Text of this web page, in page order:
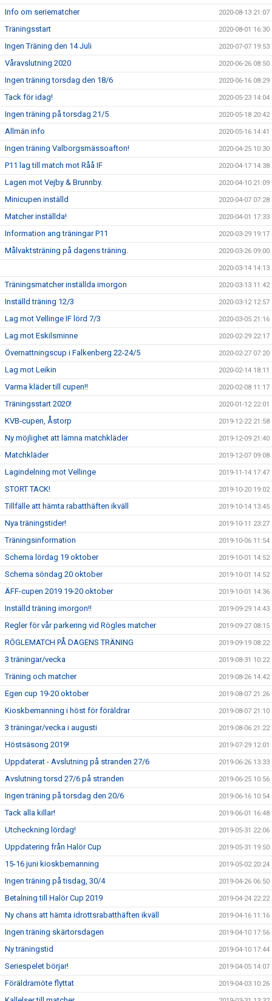
Info om seriematcher 2020-08-13 21:07
Träningsstart 2020-08-01 16:30
Ingen Träning den 14 Juli 2020-07-07 19:53
Våravslutning 2020 2020-06-26 08:50
Ingen träning torsdag den 18/6 2020-06-16 08:29
Tack för idag! 2020-05-23 14:04
Ingen träning på torsdag 21/5 2020-05-18 20:42
Allmän info 2020-05-16 14:41
Ingen träning Valborgsmässoafton! 2020-04-25 10:30
P11 lag till match mot Råå IF 2020-04-17 14:38
Lagen mot Vejby & Brunnby. 2020-04-10 21:09
Minicupen inställd 2020-04-07 07:28
Matcher inställda! 2020-04-01 17:33
Information ang träningar P11 2020-03-29 19:17
Målvaktsträning på dagens träning. 2020-03-26 09:00
2020-03-14 14:13
Träningsmatcher inställda imorgon 2020-03-13 11:42
Inställd träning 12/3 2020-03-12 12:57
Lag mot Vellinge IF lörd 7/3 2020-03-05 21:16
Lag mot Eskilsminne 2020-02-29 22:17
Övernattningscup i Falkenberg 22-24/5 2020-02-27 07:20
Lag mot Leikin 2020-02-14 18:11
Varma kläder till cupen!! 2020-02-08 11:17
Träningsstart 2020! 2020-01-12 22:01
KVB-cupen, Åstorp 2019-12-22 21:58
Ny möjlighet att lämna matchkläder 2019-12-09 21:40
Matchkläder 2019-12-07 09:08
Lagindelning mot Vellinge 2019-11-14 17:47
STORT TACK! 2019-10-20 19:02
Tillfälle att hämta rabatthäften ikväll 2019-10-14 13:45
Nya träningstider! 2019-10-11 23:27
Träningsinformation 2019-10-06 11:54
Schema lördag 19 oktober 2019-10-01 14:52
Schema söndag 20 oktober 2019-10-01 14:52
ÄFF-cupen 2019 19-20 oktober 2019-10-01 14:36
Inställd träning imorgon!! 2019-09-29 14:43
Regler för vår parkering vid Rögles matcher 2019-09-27 08:15
RÖGLEMATCH PÅ DAGENS TRÄNING 2019-09-19 08:22
3 träningar/vecka 2019-08-31 10:22
Träning och matcher 2019-08-26 14:42
Egen cup 19-20 oktober 2019-08-07 21:26
Kioskbemanning i höst för föräldrar 2019-08-07 21:10
3 träningar/vecka i augusti 2019-08-06 21:22
Höstsäsong 2019! 2019-07-29 12:01
Uppdaterat - Avslutning på stranden 27/6 2019-06-26 13:33
Avslutning torsd 27/6 på stranden 2019-06-25 10:56
Ingen träning på torsdag den 20/6 2019-06-16 10:54
Tack alla killar! 2019-06-01 16:48
Utcheckning lördag! 2019-05-31 22:06
Uppdatering från Halör Cup 2019-05-31 19:50
15-16 juni kioskbemanning 2019-05-02 20:24
Ingen träning på tisdag, 30/4 2019-04-26 06:50
Betalning till Halör Cup 2019 2019-04-24 22:22
Ny chans att hämta idrottsrabatthäften ikväll 2019-04-16 11:16
Ingen träning skärtorsdagen 2019-04-10 17:56
Ny träningstid 2019-04-10 17:44
Seriespelet börjar! 2019-04-05 14:07
Föräldramöte flyttat 2019-04-03 10:26